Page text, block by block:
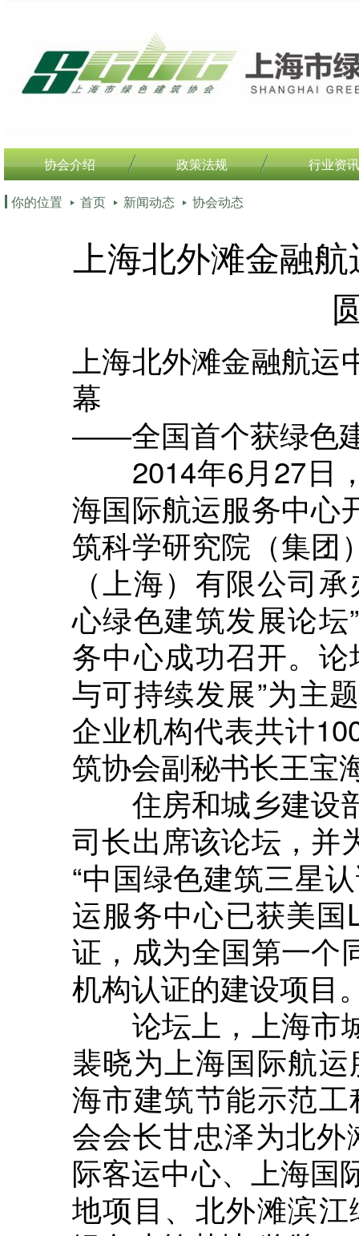
协会介绍 政策法规 行业资
你的位置 首页 新闻动态 协会动态
上海北外滩金融
上海北外滩金融航运
幕
――全国首个获绿色
2014年6月27日
海国际航运服务中心
筑科学研究院（集团
（上海）有限公司
心绿色建筑发展论
务中心成功召开。
与可持续发展”为主
企业机构代表共计
筑协会副秘书长王宝
住房和城乡建设
司长出席该论坛，并
“中国绿色建筑三星
运服务中心已获美国
证，成为全国第一个
机构认证的建设项目
论坛上，上海市
裴晓为上海国际航
海市建筑节能示范
会会长甘忠泽为北
际客运中心、上海国
地项目、北外滩滨